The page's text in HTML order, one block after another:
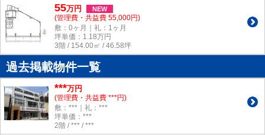
55万円 NEW
(管理費・共益費 55,000円)
敷：0ヶ月｜礼：1ヶ月
坪単価： 1.18万円
3階 / 154.00㎡ / 46.58坪
過去掲載物件一覧
***万円
(管理費・共益費 ***円)
敷：***｜礼：***
坪単価：***
2階 / *** / ***